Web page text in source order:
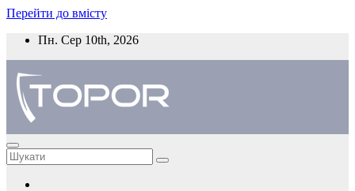
Перейти до вмісту
Пн. Сер 10th, 2026